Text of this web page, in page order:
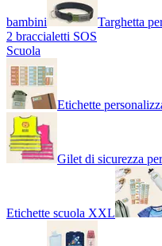
bambini Targhetta
2 braccialetti SOS
Scuola
Etichette
Gilet di sicurezza
Etichette scuola XXL